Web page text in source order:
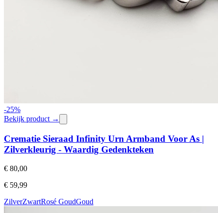
-25%
Bekijk product →
Crematie Sieraad Infinity Urn Armband Voor As |
Zilverkleurig - Waardig Gedenkteken
€ 80,00
€ 59,99
ZilverZwartRosé GoudGoud